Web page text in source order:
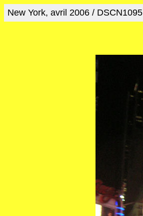
New York, avril 2006 / DSCN1095